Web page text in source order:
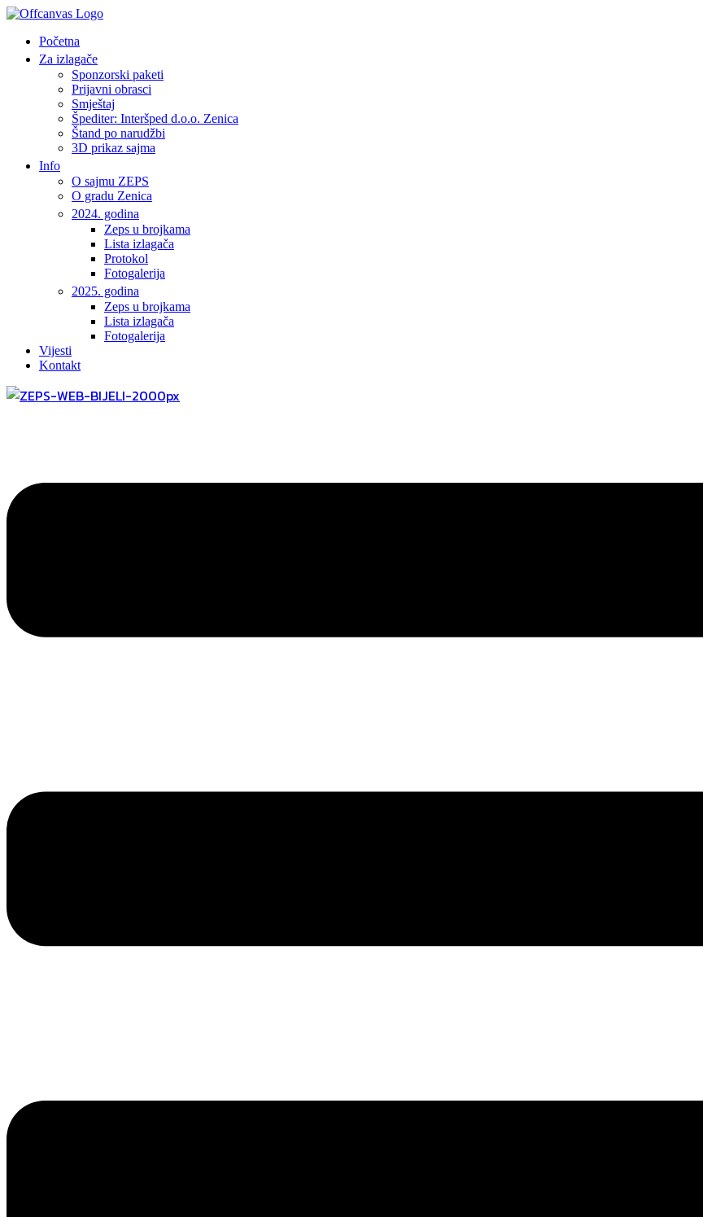
Početna
Za izlagače
Sponzorski paketi
Prijavni obrasci
Smještaj
Špediter: Interšped d.o.o. Zenica
Štand po narudžbi
3D prikaz sajma
Info
O sajmu ZEPS
O gradu Zenica
2024. godina
Zeps u brojkama
Lista izlagača
Protokol
Fotogalerija
2025. godina
Zeps u brojkama
Lista izlagača
Fotogalerija
Vijesti
Kontakt